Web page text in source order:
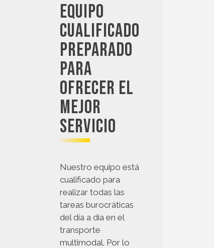
Equipo
cualificado
preparado
para
ofrecer el
mejor
servicio
Nuestro equipo está
cualificado para
realizar todas las
tareas burocráticas
del día a día en el
transporte
multimodal. Por lo